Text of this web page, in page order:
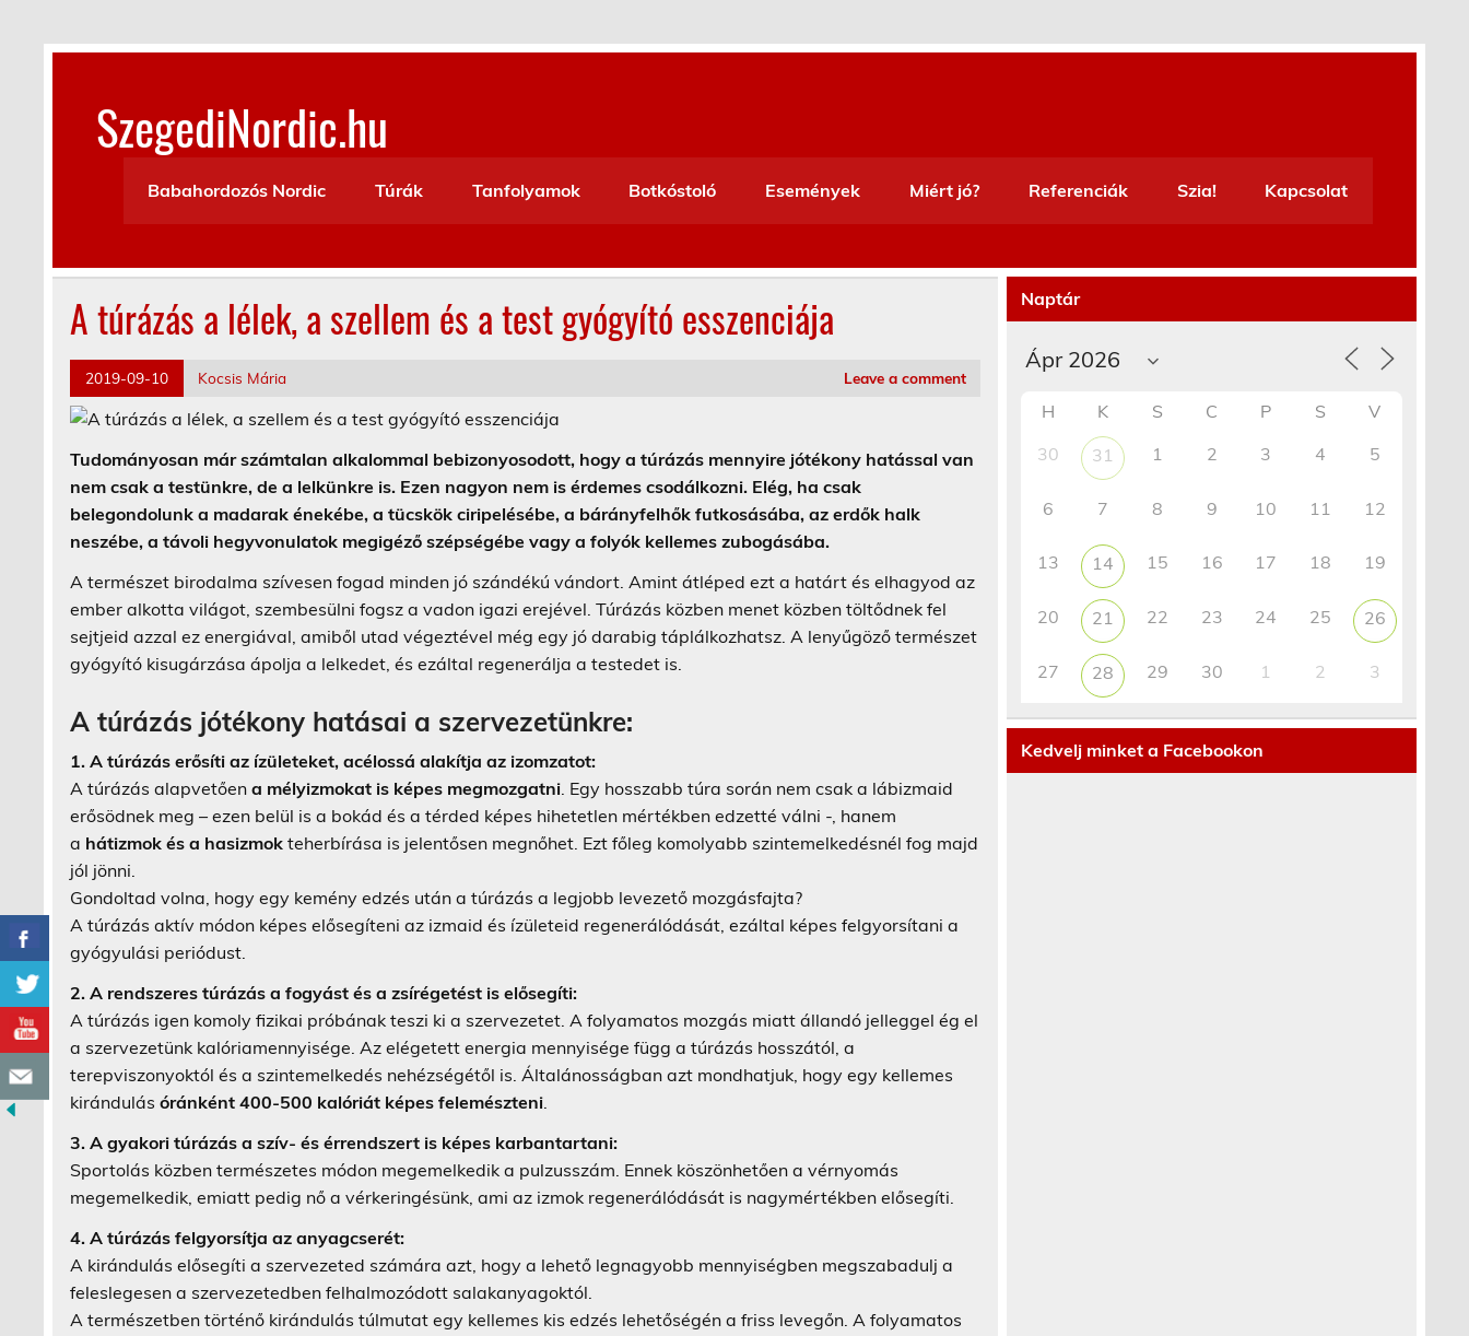
content
SzegediNordic.hu
Babahordozós Nordic
Túrák Tanfolyamok Botkóstoló Események Miért jó? Referenciák Szia! Kapcsolat
A túrázás a lélek, a szellem és a test gyógyító esszenciája
2019-09-10 Kocsis Mária Leave a comment
Tudományosan már számtalan alkalommal bebizonyosodott, hogy a túrázás mennyire jótékony hatással van
nem csak a testünkre, de a lelkünkre is. Ezen nagyon nem is érdemes csodálkozni. Elég, ha csak
belegondolunk a madarak énekébe, a tücskök ciripelésébe, a bárányfelhők futkosásába, az erdők halk
neszébe, a távoli hegyvonulatok megigéző szépségébe vagy a folyók kellemes zubogásába.
A természet birodalma szívesen fogad minden jó szándékú vándort. Amint átléped ezt a határt és elhagyod az
ember alkotta világot, szembesülni fogsz a vadon igazi erejével. Túrázás közben menet közben töltődnek fel
sejtjeid azzal ez energiával, amiből utad végeztével még egy jó darabig táplálkozhatsz. A lenyűgöző természet
gyógyító kisugárzása ápolja a lelkedet, és ezáltal regenerálja a testedet is.
A túrázás jótékony hatásai a szervezetünkre:
1. A túrázás erősíti az ízületeket, acélossá alakítja az izomzatot:
A túrázás alapvetőena mélyizmokat is képes megmozgatni. Egy hosszabb túra során nem csak a lábizmaid
erősödnek meg – ezen belül is a bokád és a térded képes hihetetlen mértékben edzetté válni -, hanem
a hátizmok és a hasizmok teherbírása is jelentősen megnőhet. Ezt főleg komolyabb szintemelkedésnél fog majd
jól jönni.
Gondoltad volna, hogy egy kemény edzés után a túrázás a legjobb levezető mozgásfajta?
A túrázás aktív módon képes elősegíteni az izmaid és ízületeid regenerálódását, ezáltal képes felgyorsítani a
gyógyulási periódust.
2. A rendszeres túrázás a fogyást és a zsírégetést is elősegíti:
A túrázás igen komoly fizikai próbának teszi ki a szervezetet. A folyamatos mozgás miatt állandó jelleggel ég el
a szervezetünk kalóriamennyisége. Az elégetett energia mennyisége függ a túrázás hosszától, a
terepviszonyoktól és a szintemelkedés nehézségétől is. Általánosságban azt mondhatjuk, hogy egy kellemes
kirándulásóránként 400-500 kalóriát képes felemészteni.
3. A gyakori túrázás a szív- és érrendszert is képes karbantartani:
Sportolás közben természetes módon megemelkedik a pulzusszám. Ennek köszönhetően a vérnyomás
megemelkedik, emiatt pedig nő a vérkeringésünk, ami az izmok regenerálódását is nagymértékben elősegíti.
4. A túrázás felgyorsítja az anyagcserét:
A kirándulás elősegíti a szervezeted számára azt, hogy a lehető legnagyobb mennyiségben megszabadulj a
feleslegesen a szervezetedben felhalmozódott salakanyagoktól.
A természetben történő kirándulás túlmutat egy kellemes kis edzés lehetőségén a friss levegőn. A folyamatos
Naptár
H K S C P S
V
30
31 1 2 3 4 5
6 7 8 9 10 11 12
13 14 15 16 17 18 19
20 21 22 23 24 25 26
27 28 29 30 1 2 3
Kedvelj minket a Facebookon